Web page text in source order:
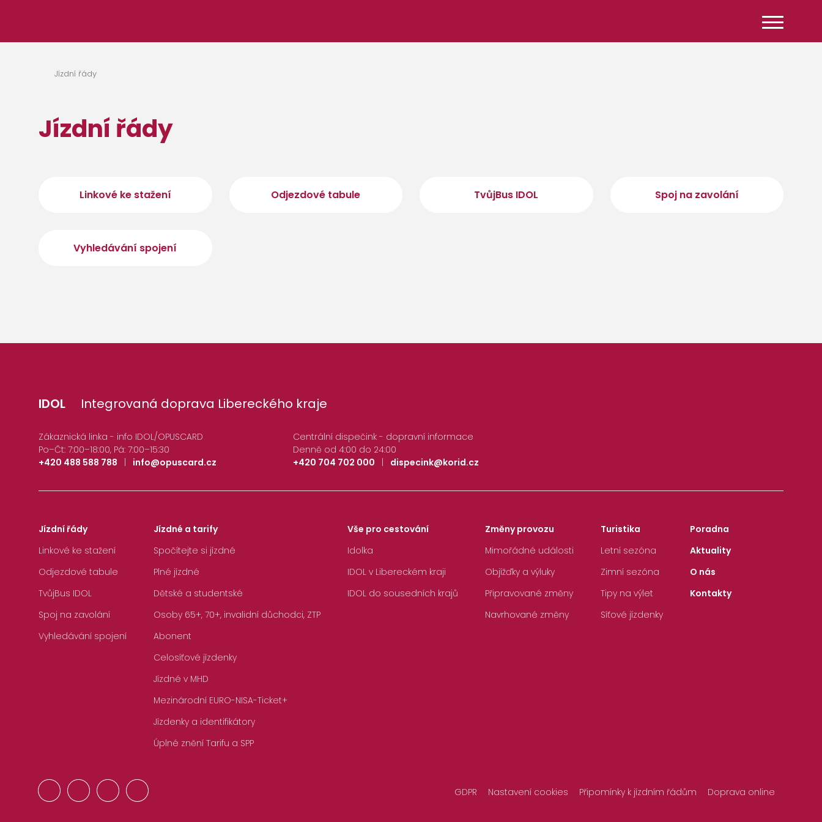
Jízdní řády
Jízdní řády
Linkové ke stažení Odjezdové tabule TvůjBus IDOL Spoj na zavolání
Vyhledávání spojení
IDOL Integrovaná doprava Libereckého kraje
Zákaznická linka - info IDOL/OPUSCARD
Po–Čt: 7:00–18:00, Pá: 7:00–15:30
+420 488 588 788
| info@opuscard.cz
Centrální dispečink - dopravní informace
Denně od 4:00 do 24:00
+420 704 702 000
| dispecink@korid.cz
Jízdní řády
Linkové ke stažení
Odjezdové tabule
TvůjBus IDOL
Spoj na zavolání
Vyhledávání spojení
Jízdné a tarify
Spočítejte si jízdné
Plné jízdné
Dětské a studentské
Osoby 65+, 70+, invalidní důchodci, ZTP
Abonent
Celosíťové jízdenky
Jízdné v MHD
Mezinárodní EURO-NISA-Ticket+
Jízdenky a identifikátory
Úplné znění Tarifu a SPP
Vše pro cestování
Idolka
IDOL v Libereckém kraji
IDOL do sousedních krajů
Změny provozu
Mimořádné události
Objížďky a výluky
Připravované změny
Navrhované změny
Turistika
Letní sezóna
Zimní sezóna
Tipy na výlet
Síťové jízdenky
Poradna
Aktuality
O nás
Kontakty
GDPR Nastavení cookies Připomínky k jízdním řádům Doprava online